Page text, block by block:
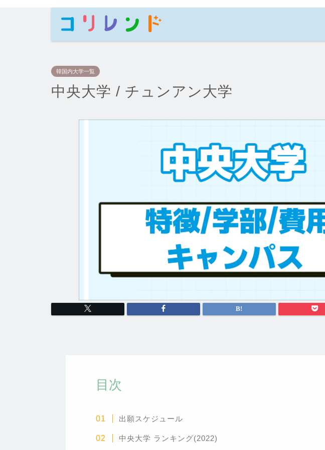
韓国内大学一覧
中央大学 / チュンアン大学
目次
出願スケジュール
中央大学 ランキング(2022)